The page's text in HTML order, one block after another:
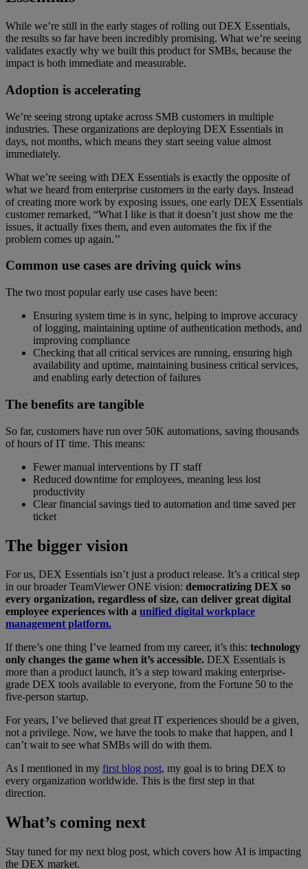
While we’re still in the early stages of rolling out DEX Essentials,
the results so far have been incredibly promising. What we’re seeing
validates exactly why we built this product for SMBs, because the
impact is both immediate and measurable.
Adoption is accelerating
We’re seeing strong uptake across SMB customers in multiple
industries. These organizations are deploying DEX Essentials in
days, not months, which means they start seeing value almost
immediately.
What we’re seeing with DEX Essentials is exactly the opposite of
what we heard from enterprise customers in the early days. Instead
of creating more work by exposing issues, one early DEX Essentials
customer remarked, “What I like is that it doesn’t just show me the
issues, it actually fixes them, and even automates the fix if the
problem comes up again.’’
Common use cases are driving quick wins
The two most popular early use cases have been:
Ensuring system time is in sync, helping to improve accuracy
of logging, maintaining uptime of authentication methods, and
improving compliance
Checking that all critical services are running, ensuring high
availability and uptime, maintaining business critical services,
and enabling early detection of failures
The benefits are tangible
So far, customers have run over 50K automations, saving thousands
of hours of IT time. This means:
Fewer manual interventions by IT staff
Reduced downtime for employees, meaning less lost
productivity
Clear financial savings tied to automation and time saved per
ticket
The bigger vision
For us, DEX Essentials isn’t just a product release. It’s a critical step
in our broader TeamViewer ONE vision: democratizing DEX so
every organization, regardless of size, can deliver great digital
employee experiences with a unified digital workplace
management platform.
If there’s one thing I’ve learned from my career, it’s this: technology
only changes the game when it’s accessible. DEX Essentials is
more than a product launch, it’s a step toward making enterprise-
grade DEX tools available to everyone, from the Fortune 50 to the
five-person startup.
For years, I’ve believed that great IT experiences should be a given,
not a privilege. Now, we have the tools to make that happen, and I
can’t wait to see what SMBs will do with them.
As I mentioned in my first blog post, my goal is to bring DEX to
every organization worldwide. This is the first step in that
direction.
What’s coming next
Stay tuned for my next blog post, which covers how AI is impacting
the DEX market.